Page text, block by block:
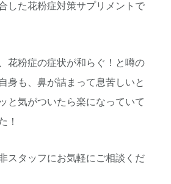
した花粉症対策サプリメントで
花粉症の症状が和らぐ！と噂の
身も、鼻が詰まって息苦しいと
と気がついたら楽になっていて
！
スタッフにお気軽にご相談くだ